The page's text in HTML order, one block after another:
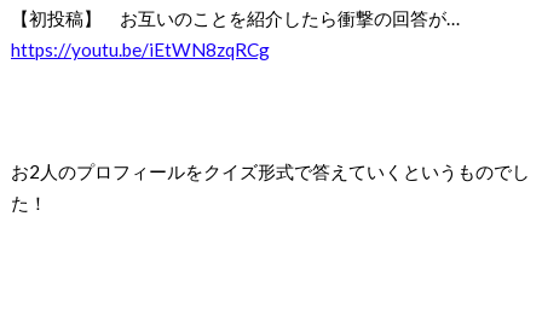
【初投稿】 お互いのことを紹介したら衝撃の回答が…
https://youtu.be/iEtWN8zqRCg
お2人のプロフィールをクイズ形式で答えていくというものでし
た！